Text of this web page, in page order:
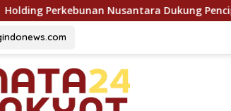
Dukung Penciptaan Lapangan Kerja,